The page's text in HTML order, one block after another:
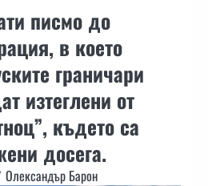
писмо до
в което
граничари
изтеглени от
където са
досега.
Олександър Барон